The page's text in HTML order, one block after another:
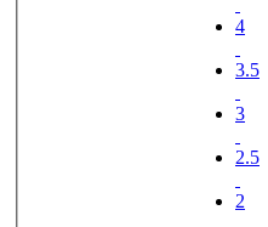
4
3.5
3
2.5
2